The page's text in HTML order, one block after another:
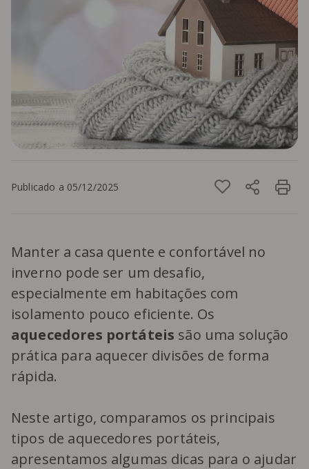
Publicado a 05/12/2025
Manter a casa quente e confortável no
inverno pode ser um desafio,
especialmente em habitações com
isolamento pouco eficiente. Os
aquecedores portáteis são uma solução
prática para aquecer divisões de forma
rápida.
Neste artigo, comparamos os principais
tipos de aquecedores portáteis,
apresentamos algumas dicas para o ajudar